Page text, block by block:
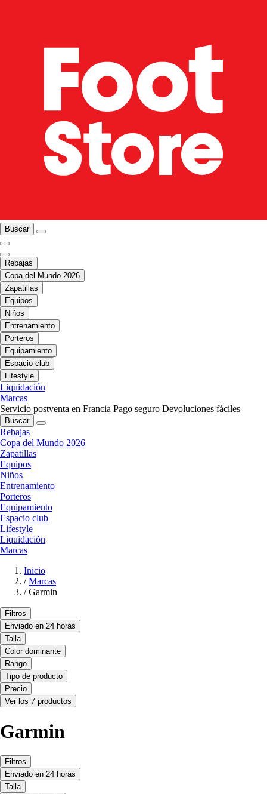
Buscar
Rebajas
Copa del Mundo 2026
Zapatillas
Equipos
Niños
Entrenamiento
Porteros
Equipamiento
Espacio club
Lifestyle
Liquidación
Marcas
Servicio postventa en Francia Pago seguro Devoluciones fáciles
Buscar
Rebajas
Copa del Mundo 2026
Zapatillas
Equipos
Niños
Entrenamiento
Porteros
Equipamiento
Espacio club
Lifestyle
Liquidación
Marcas
Inicio
/ Marcas
/ Garmin
Filtros
Enviado en 24 horas
Talla
Color dominante
Rango
Tipo de producto
Precio
Ver los 7 productos
Garmin
Filtros
Enviado en 24 horas
Talla